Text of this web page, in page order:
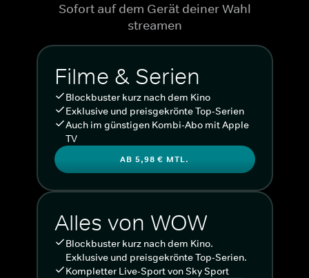
Sofort auf dem Gerät deiner Wahl
streamen
Filme & Serien
Blockbuster kurz nach dem Kino
Exklusive und preisgekrönte Top-Serien
Auch im günstigen Kombi-Abo mit Apple
TV
AB 5,98 € MTL.
Alles von WOW
Blockbuster kurz nach dem Kino.
Exklusive und preisgekrönte Top-Serien.
Kompletter Live-Sport von Sky Sport